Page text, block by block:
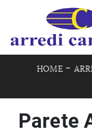
HOME-
Parete